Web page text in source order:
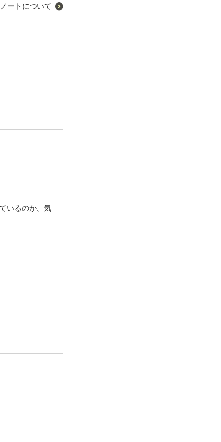
ートについて
いるのか、気